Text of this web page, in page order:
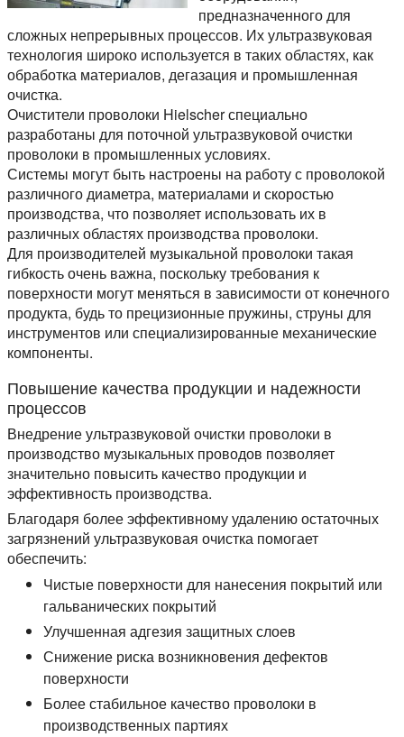
предназначенного для
сложных непрерывных процессов. Их ультразвуковая
технология широко используется в таких областях, как
обработка материалов, дегазация и промышленная
очистка.
Очистители проволоки Hielscher специально
разработаны для поточной ультразвуковой очистки
проволоки в промышленных условиях.
Системы могут быть настроены на работу с проволокой
различного диаметра, материалами и скоростью
производства, что позволяет использовать их в
различных областях производства проволоки.
Для производителей музыкальной проволоки такая
гибкость очень важна, поскольку требования к
поверхности могут меняться в зависимости от конечного
продукта, будь то прецизионные пружины, струны для
инструментов или специализированные механические
компоненты.
Повышение качества продукции и надежности
процессов
Внедрение ультразвуковой очистки проволоки в
производство музыкальных проводов позволяет
значительно повысить качество продукции и
эффективность производства.
Благодаря более эффективному удалению остаточных
загрязнений ультразвуковая очистка помогает
обеспечить:
Чистые поверхности для нанесения покрытий или
гальванических покрытий
Улучшенная адгезия защитных слоев
Снижение риска возникновения дефектов
поверхности
Более стабильное качество проволоки в
производственных партиях